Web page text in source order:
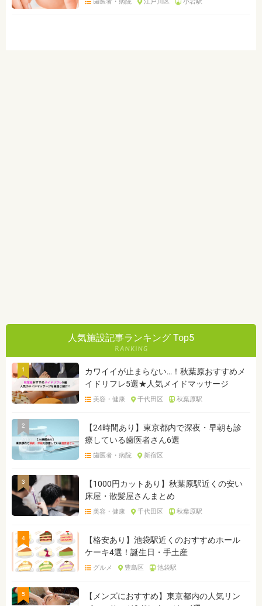
人気施設記事ランキング Top5
1
カワイイが止まらない…！秋葉原おすすめメ
イドリフレ5選★人気メイドマッサージ
美容・健康 千代田区 秋葉原駅
2
【24時間あり】東京都内で深夜・早朝も診
療している歯医者さん6選
歯医者・病院 新宿区
3
【1000円カットあり】秋葉原駅近くの安い
床屋・散髪屋さんまとめ
美容・健康 千代田区 秋葉原駅
4
【格安あり】池袋駅近くのおすすめホール
ケーキ4選！誕生日・手土産
グルメ 豊島区 池袋駅
5
【メンズにおすすめ】東京都内の人気リン